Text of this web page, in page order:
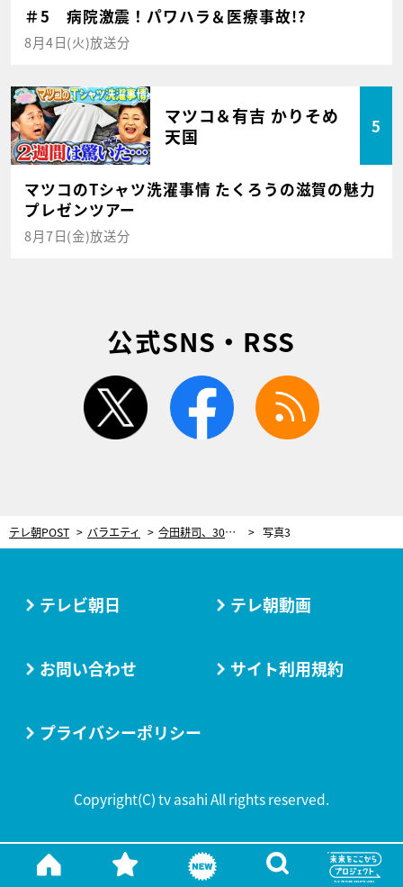
＃5 病院激震！パワハラ＆医療事故!?
8月4日(火)放送分
マツコ＆有吉 かりそめ
天国
5
マツコのTシャツ洗濯事情 たくろうの滋賀の魅力
プレゼンツアー
8月7日(金)放送分
公式SNS・RSS
twitter facebook
テレ朝POST バラエティ 今田耕司、30年来の盟友・東野幸治が感じる変化。現在は“ある芸人”そっくりに 写真3
テレビ朝日 テレ朝動画
お問い合わせ サイト利用規約
プライバシーポリシー
Copyright(C) tv asahi All rights reserved.